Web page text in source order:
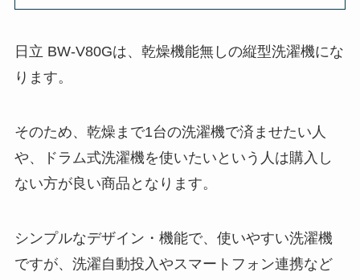
日立 BW-V80Gは、乾燥機能無しの縦型洗濯機にな
ります。
そのため、乾燥まで1台の洗濯機で済ませたい人
や、ドラム式洗濯機を使いたいという人は購入し
ない方が良い商品となります。
シンプルなデザイン・機能で、使いやすい洗濯機
ですが、洗濯自動投入やスマートフォン連携など